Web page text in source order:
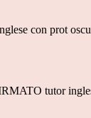
con prot
tutor